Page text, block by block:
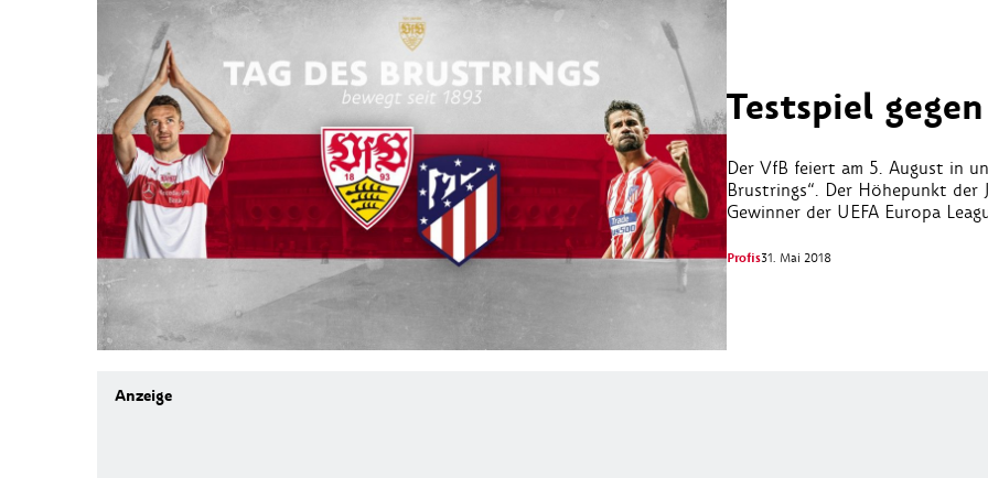
Testspiel
Der VfB feiert am 5. August in
Brustrings“. Der Höhepunkt der
Gewinner der UEFA Europa
Profis31. Mai 2018